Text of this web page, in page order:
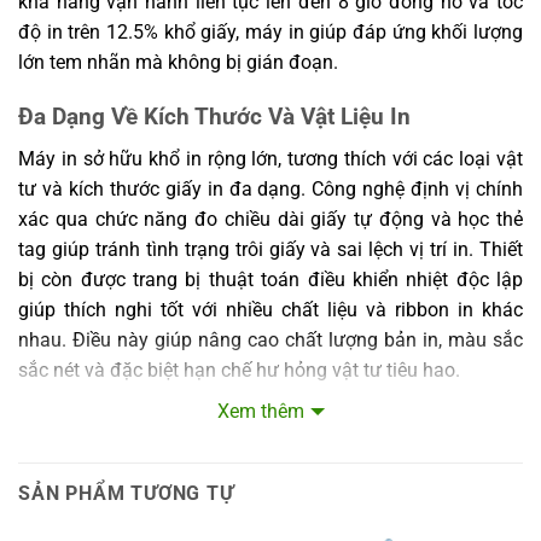
độ in trên 12.5% khổ giấy, máy in giúp đáp ứng khối lượng
lớn tem nhãn mà không bị gián đoạn.
Đa Dạng Về Kích Thước Và Vật Liệu In
Máy in sở hữu khổ in rộng lớn, tương thích với các loại vật
tư và kích thước giấy in đa dạng. Công nghệ định vị chính
xác qua chức năng đo chiều dài giấy tự động và học thẻ
tag giúp tránh tình trạng trôi giấy và sai lệch vị trí in. Thiết
bị còn được trang bị thuật toán điều khiển nhiệt độc lập
giúp thích nghi tốt với nhiều chất liệu và ribbon in khác
nhau. Điều này giúp nâng cao chất lượng bản in, màu sắc
sắc nét và đặc biệt hạn chế hư hỏng vật tư tiêu hao.
Thiết Kế Thông Minh, Kết Nối Ổn Định
hoạt trong quá trình sử dụng. Kết nối nhanh, ổn định với
Xem thêm
SẢN PHẨM TƯƠNG TỰ